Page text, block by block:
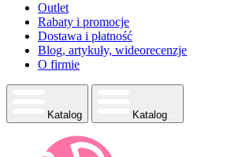
Outlet
Rabaty i promocje
Dostawa i płatność
Blog, artykuły, wideorecenzje
O firmie
Katalog Katalog